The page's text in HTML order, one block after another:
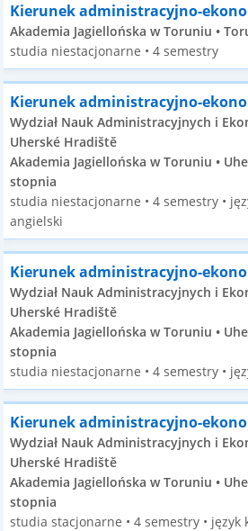
Kierunek administracyjno-
Akademia Jagiellońska w Toruniu •
studia niestacjonarne • 4 semestry
Kierunek administracyjno-
Wydział Nauk Administracyjnych i
Uherské Hradiště
Akademia Jagiellońska w Toruniu •
stopnia
studia niestacjonarne • 4 semestry •
angielski
Kierunek administracyjno-
Wydział Nauk Administracyjnych i
Uherské Hradiště
Akademia Jagiellońska w Toruniu •
stopnia
studia niestacjonarne • 4 semestry •
Kierunek administracyjno-
Wydział Nauk Administracyjnych i
Uherské Hradiště
Akademia Jagiellońska w Toruniu •
stopnia
studia stacjonarne • 4 semestry • język